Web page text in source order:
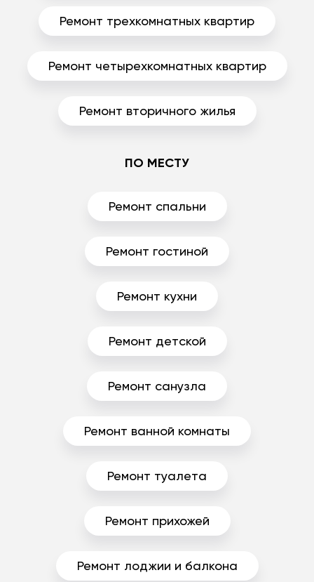
Ремонт трехкомнатных квартир
Ремонт четырехкомнатных квартир
Ремонт вторичного жилья
ПО МЕСТУ
Ремонт спальни
Ремонт гостиной
Ремонт кухни
Ремонт детской
Ремонт санузла
Ремонт ванной комнаты
Ремонт туалета
Ремонт прихожей
Ремонт лоджии и балкона